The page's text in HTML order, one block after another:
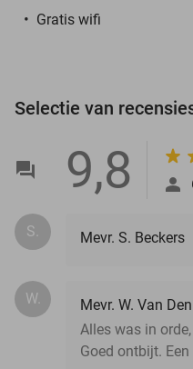
Gratis wifi
Selectie van
9,8
S. Mevr. S. Beckers
W.
Mevr. W. Van
Alles was in
Goed ontbijt.